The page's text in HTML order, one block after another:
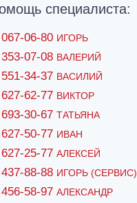
специалиста:
06-80 ИГОРЬ
07-08 ВАЛЕРИЙ
34-37 ВАСИЛИЙ
62-77 ВИКТОР
30-67 ТАТЬЯНА
50-77 ИВАН
25-77 АЛЕКСЕЙ
88-88 ИГОРЬ (СЕРВИС)
58-97 АЛЕКСАНДР